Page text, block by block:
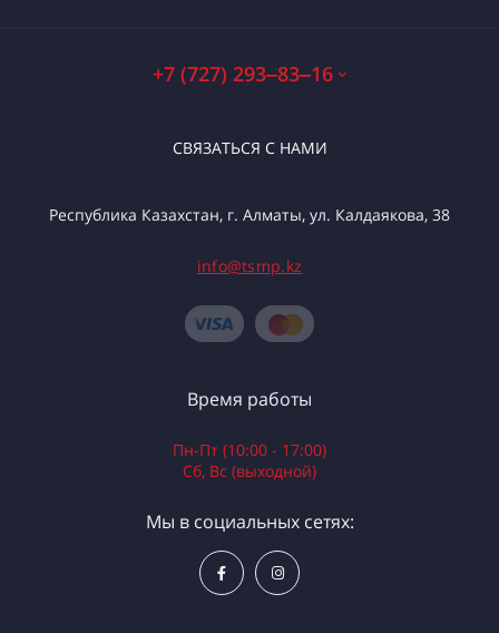
+7 (727) 293‒83‒16
СВЯЗАТЬСЯ С НАМИ
Республика Казахстан, г. Алматы, ул. Калдаякова, 38
info@tsmp.kz
Время работы
Пн-Пт (10:00 - 17:00)
Сб, Вс (выходной)
Мы в социальных сетях: